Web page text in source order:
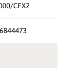
CFX2